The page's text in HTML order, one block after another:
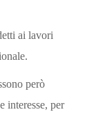
ai lavori
però
interesse, per